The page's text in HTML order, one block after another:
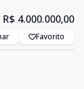
R$ 4.000.000,00
Favorito